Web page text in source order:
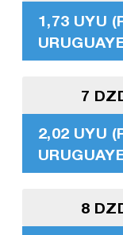
1,73 UYU
7
2,02 UYU
8